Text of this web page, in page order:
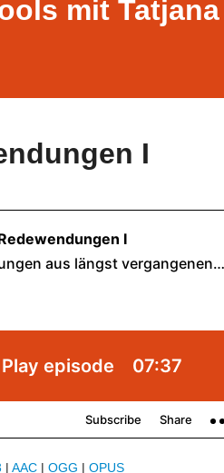
mit Tatjana
I
| AAC | OGG | OPUS